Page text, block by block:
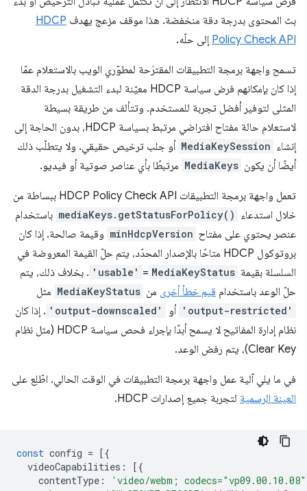
بث المحتوى بدرجة دقة منخفضة. هذا موقف مزعج يهدف HDCP
Policy Check API إلى حلّه.
تسمح واجهة برمجة التطبيقات المقترَحة لمطوّري الويب بالاستعلام عمّا
إذا كان بإمكانهم فرض سياسة HDCP معيّنة لبدء التشغيل بدرجة الدقة
المثلى لتوفير أفضل تجربة للمستخدم. وتتألف من طريقة بسيطة
لاستعلام حالة مفتاح افتراضي مرتبط بسياسة HDCP، بدون الحاجة إلى
إنشاء MediaKeySession أو جلب ترخيص حقيقي. ولا يتطلّب ذلك
أيضًا أن يكون MediaKeys مرتبطًا بأي عناصر صوتية أو فيديو.
تعمل واجهة برمجة التطبيقات HDCP Policy Check API ببساطة من
خلال استدعاء mediaKeys.getStatusForPolicy() باستخدام
عنصر يحتوي على مفتاح minHdcpVersion وقيمة صالحة. إذا كان
بروتوكول HDCP متاحًا بالإصدار المحدّد، يتم حلّ القيمة المعروضة في
السلسلة بقيمة MediaKeyStatus
‏=
'usable' . بخلاف ذلك، يتم
حلّ الوعد باستخدام قيم خطأ أخرى من MediaKeyStatus مثل
'output-restricted' أو 'output-downscaled' . إذا كان
نظام إدارة المفاتيح لا يسمح أبدًا بإجراء فحص سياسة HDCP (مثل نظام
Clear Key)، يتم رفض الوعد.
في ما يلي آلية عمل واجهة برمجة التطبيقات في الوقت الحالي. اطّلِع على
العينة الرسمية لتجربة جميع إصدارات HDCP.
const config = [{
videoCapabilities :
[{
contentType :
'video/webm;